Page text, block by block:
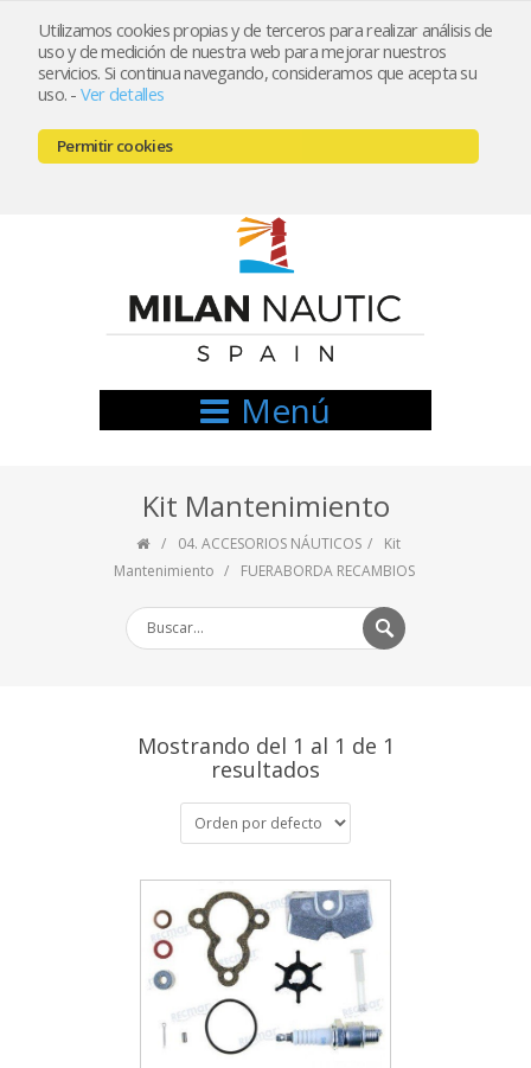
Utilizamos cookies propias y de terceros para realizar análisis de
uso y de medición de nuestra web para mejorar nuestros
servicios. Si continua navegando, consideramos que acepta su
uso. - Ver detalles
Permitir cookies
Registrarse Mi cuenta
666521122 // 654999333
Menú
Kit Mantenimiento
04. ACCESORIOS NÁUTICOS
Kit
Mantenimiento
FUERABORDA RECAMBIOS
Mostrando del 1 al 1 de 1
resultados